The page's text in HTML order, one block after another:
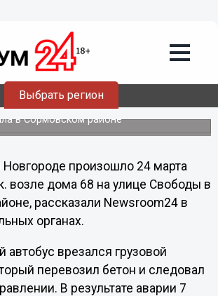
Выбрать регион
семь пассажиров
в ДТП с
в Сормовском районе
произошло 24 марта
возле дома 68 на улице Свободы в
рассказали Newsroom24 в
органах.
автобус врезался грузовой
перевозил бетон и следовал
В результате аварии 7